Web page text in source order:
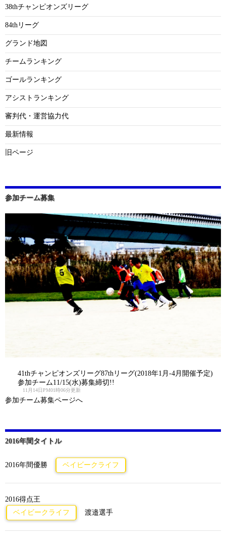
38thチャンピオンズリーグ
84thリーグ
グランド地図
チームランキング
ゴールランキング
アシストランキング
審判代・運営協力代
最新情報
旧ページ
参加チーム募集
41thチャンピオンズリーグ87thリーグ(2018年1月-4月開催予定)
参加チーム11/15(水)募集締切!!
11月14日PM01時06分更新
参加チーム募集ページへ
2016年間タイトル
2016年間優勝 ベイビークライフ
2016得点王
ベイビークライフ
渡邉選手